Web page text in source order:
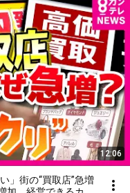
12:06
」街の“買取店”急増